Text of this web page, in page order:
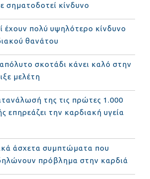
σηματοδοτεί κίνδυνο
έχουν πολύ υψηλότερο κίνδυνο
θανάτου
σκοτάδι κάνει καλό στην
μελέτη
της τις πρώτες 1.000
επηρεάζει την καρδιακή υγεία
άσχετα συμπτώματα που
πρόβλημα στην καρδιά